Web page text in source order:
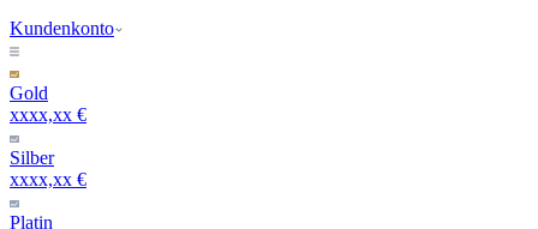
Kundenkonto
Gold
xxxx,xx €
Silber
xxxx,xx €
Platin